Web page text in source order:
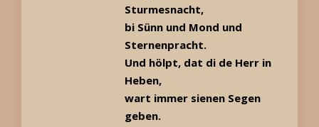
Sturmesnacht,
bi Sünn und Mond und
Sternenpracht.
Und hölpt, dat di de Herr in
Heben,
wart immer sienen Segen
geben.